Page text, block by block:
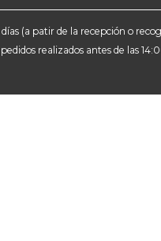
(a patir de la recepción o
pedidos realizados antes de las